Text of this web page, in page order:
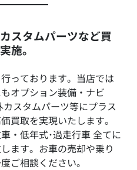
スタムパーツなど買
施。
っております。当店では
オプション装備・ナビ
スタムパーツ等にプラス
買取を実現いたします。
・低年式･過走行車 全てに
ます。お車の売却や乗り
ご相談ください。